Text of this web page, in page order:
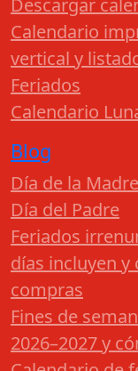
Descargar
Calendario
vertical y
Feriados
Calendario
Blog
Día de la Madre
Día del Padre
Feriados
días incluyen
compras
Fines de
2026–2027 y